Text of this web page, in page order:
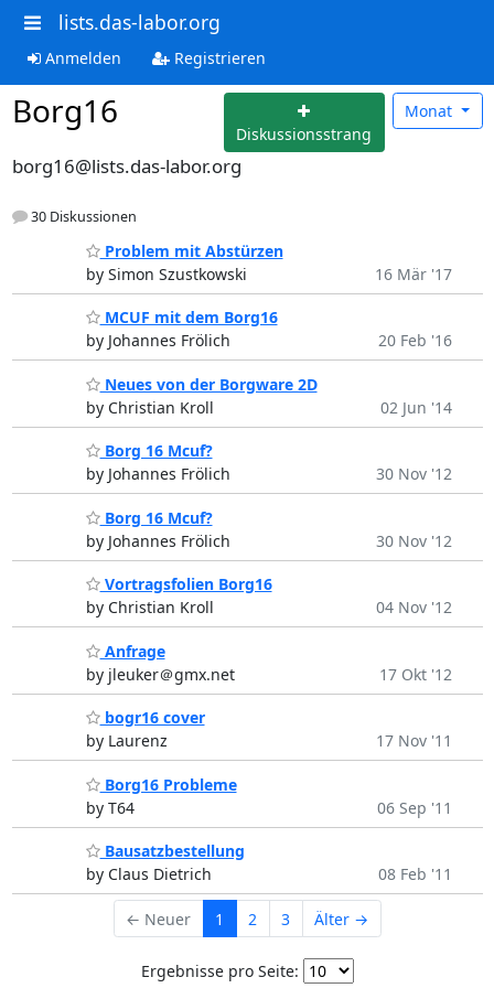
lists.das-labor.org
Anmelden Registrieren
Borg16
Diskussionsstrang
Monat
borg16@lists.das-labor.org
30 Diskussionen
Problem mit Abstürzen
by Simon Szustkowski
16 Mär '17
MCUF mit dem Borg16
by Johannes Frölich
20 Feb '16
Neues von der Borgware 2D
by Christian Kroll
02 Jun '14
Borg 16 Mcuf?
by Johannes Frölich
30 Nov '12
Borg 16 Mcuf?
by Johannes Frölich
30 Nov '12
Vortragsfolien Borg16
by Christian Kroll
04 Nov '12
Anfrage
by jleuker＠gmx.net
17 Okt '12
bogr16 cover
by Laurenz
17 Nov '11
Borg16 Probleme
by T64
06 Sep '11
Bausatzbestellung
by Claus Dietrich
08 Feb '11
← Neuer 1 2 3 Älter →
Ergebnisse pro Seite: